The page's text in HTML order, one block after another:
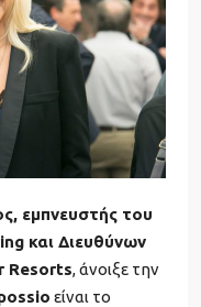
εμπνευστής του
και Διευθύνων
Resorts, άνοιξε την
είναι το